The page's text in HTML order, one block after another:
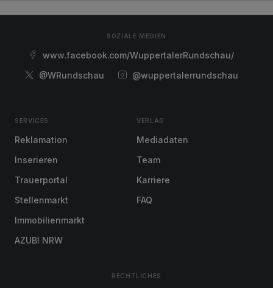
SOZIALE MEDIEN
www.facebook.com/WuppertalerRundschau/
@WRundschau
@wuppertalerrundschau
SERVICES
Reklamation
Inserieren
Trauerportal
Stellenmarkt
Immobilienmarkt
AZUBI NRW
VERLAG
Mediadaten
Team
Karriere
FAQ
RECHTLICHES